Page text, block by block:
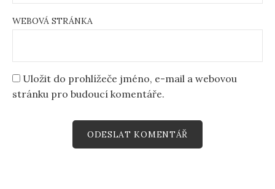
WEBOVÁ STRÁNKA
Uložit do prohlížeče jméno, e-mail a webovou
stránku pro budoucí komentáře.